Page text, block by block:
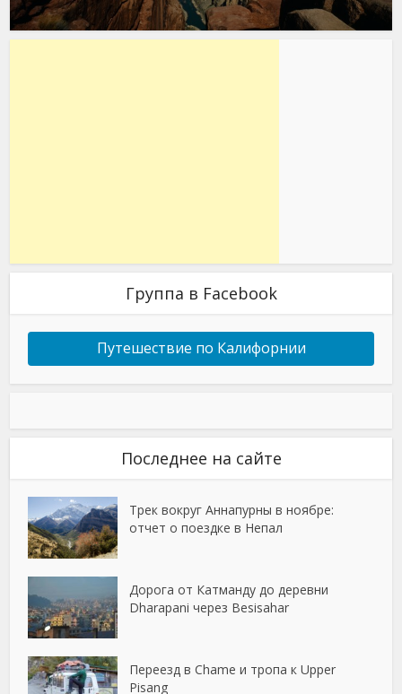
Группа в Facebook
Путешествие по Калифорнии
Последнее на сайте
Трек вокруг Аннапурны в ноябре:
отчет о поездке в Непал
Дорога от Катманду до деревни
Dharapani через Besisahar
Переезд в Chame и тропа к Upper
Pisang